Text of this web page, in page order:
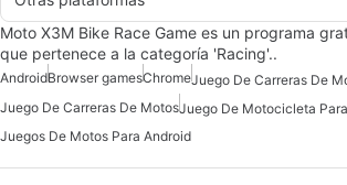
Moto X3M Bike Race Game es un programa
que pertenece a la categoría 'Racing'..
AndroidBrowser gamesChrome
Juego De Carreras De MotosJuego De Motocicleta
Juegos De Motos Para Android